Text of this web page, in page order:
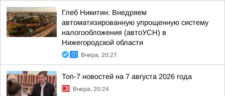
Глеб Никитин: Внедряем
автоматизированную упрощенную систему
налогообложения (автоУСН) в
Нижегородской области
Вчера, 20:27
Топ-7 новостей на 7 августа 2026 года
Вчера, 20:24